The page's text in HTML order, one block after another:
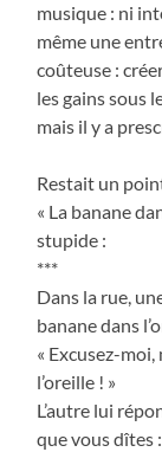
musique : ni
même une
coûteuse :
les gains sous
mais il y a
Restait un
« La banane
stupide :
***
Dans la rue,
banane dans
« Excusez-
l’oreille ! »
L’autre lui
que vous dîtes